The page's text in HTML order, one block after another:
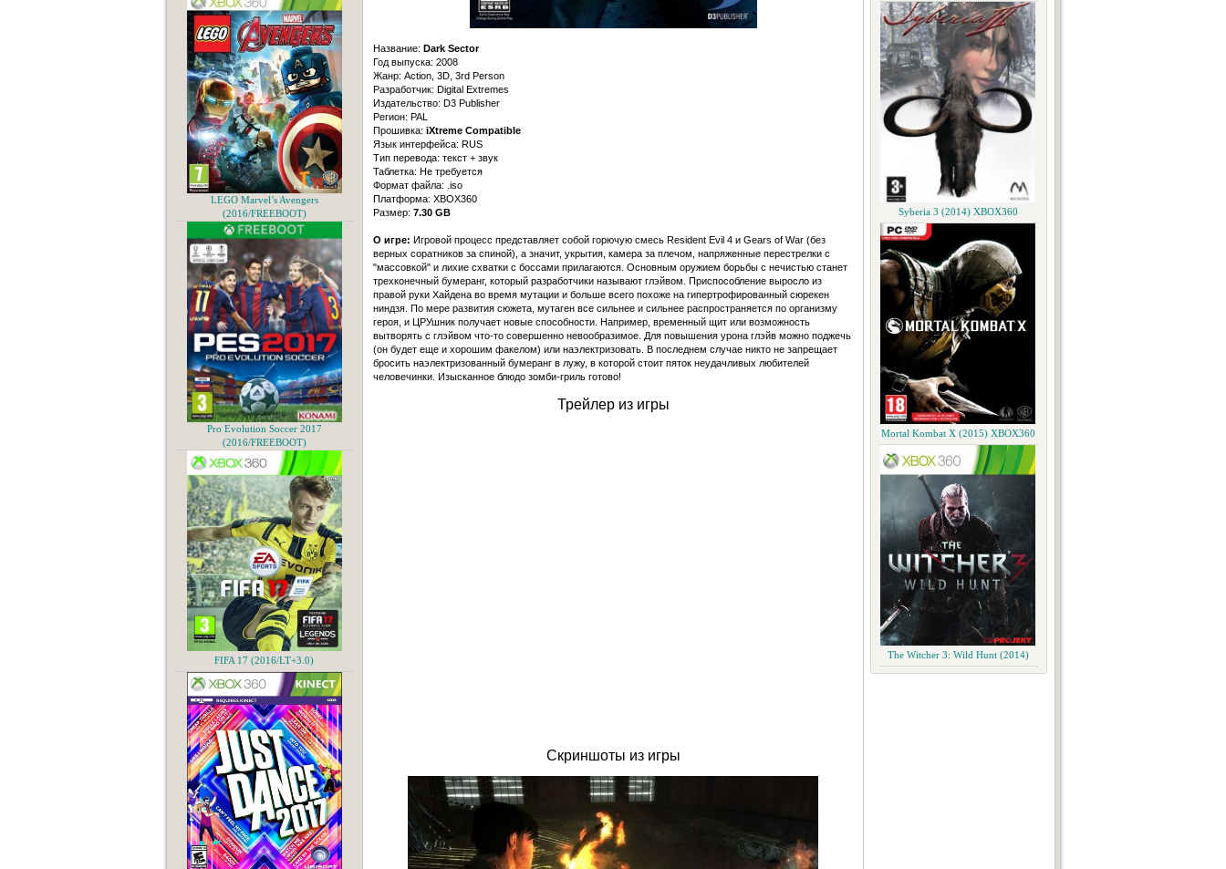
Syberia 3 (2014) XBOX360
Mortal Kombat X (2015) XBOX360
The Witcher 3: Wild Hunt (2014)
Название: Dark Sector
Год выпуска: 2008
Жанр: Action, 3D, 3rd Person
Разработчик: Digital Extremes
Издательство: D3 Publisher
Регион: PAL
Прошивка: iXtreme Compatible
Язык интерфейса: RUS
Тип перевода: текст + звук
Таблетка: Не требуется
Формат файла: .iso
Платформа: XBOX360
Размер: 7.30 GB
О игре: Игровой процесс представляет собой горючую смесь Resident Evil 4 и Gears of War (без
верных соратников за спиной), а значит, укрытия, камера за плечом, напряженные перестрелки с
"массовкой" и лихие схватки с боссами прилагаются. Основным оружием борьбы с нечистью станет
трехконечный бумеранг, который разработчики называют глэйвом. Приспособление выросло из
правой руки Хайдена во время мутации и больше всего похоже на гипертрофированный сюрекен
ниндзя. По мере развития сюжета, мутаген все сильнее и сильнее распространяется по организму
героя, и ЦРУшник получает новые способности. Например, временный щит или возможность
вытворять с глэйвом что-то совершенно невообразимое. Для повышения урона глэйв можно поджечь
(он будет еще и хорошим факелом) или наэлектризовать. В последнем случае никто не запрещает
бросить наэлектризованный бумеранг в лужу, в которой стоит пяток неудачливых любителей
человечинки. Изысканное блюдо зомби-гриль готово!
Трейлер из игры
Скриншоты из игры
LEGO Marvel’s Avengers
(2016/FREEBOOT)
Pro Evolution Soccer 2017
(2016/FREEBOOT)
FIFA 17 (2016/LT+3.0)